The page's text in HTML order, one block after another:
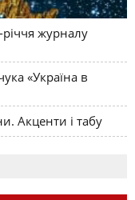
журналу
«Україна в
Акценти і табу